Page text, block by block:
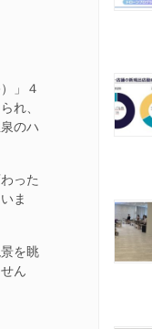
」４
れ、
のハ
った
ま
を眺
ん